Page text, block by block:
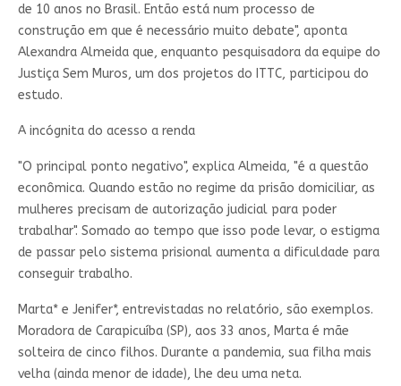
de 10 anos no Brasil. Então está num processo de
construção em que é necessário muito debate", aponta
Alexandra Almeida que, enquanto pesquisadora da equipe do
Justiça Sem Muros, um dos projetos do ITTC, participou do
estudo.
A incógnita do acesso a renda
"O principal ponto negativo", explica Almeida, "é a questão
econômica. Quando estão no regime da prisão domiciliar, as
mulheres precisam de autorização judicial para poder
trabalhar". Somado ao tempo que isso pode levar, o estigma
de passar pelo sistema prisional aumenta a dificuldade para
conseguir trabalho.
Marta* e Jenifer*, entrevistadas no relatório, são exemplos.
Moradora de Carapicuíba (SP), aos 33 anos, Marta é mãe
solteira de cinco filhos. Durante a pandemia, sua filha mais
velha (ainda menor de idade), lhe deu uma neta.